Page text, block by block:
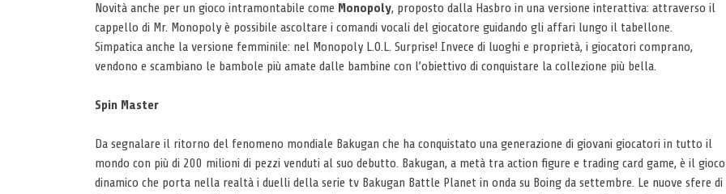
Novità anche per un gioco intramontabile come Monopoly, proposto dalla Hasbro in una versione interattiva: attraverso il
cappello di Mr. Monopoly è possibile ascoltare i comandi vocali del giocatore guidando gli affari lungo il tabellone.
Simpatica anche la versione femminile: nel Monopoly L.O.L. Surprise! Invece di luoghi e proprietà, i giocatori comprano,
vendono e scambiano le bambole più amate dalle bambine con l’obiettivo di conquistare la collezione più bella.
Spin Master
Da segnalare il ritorno del fenomeno mondiale Bakugan che ha conquistato una generazione di giovani giocatori in tutto il
mondo con più di 200 milioni di pezzi venduti al suo debutto. Bakugan, a metà tra action figure e trading card game, è il gioco
dinamico che porta nella realtà i duelli della serie tv Bakugan Battle Planet in onda su Boing da settembre. Le nuove sfere di